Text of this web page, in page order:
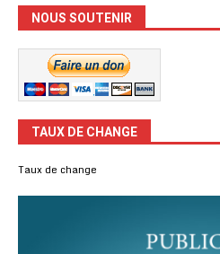
NOUS SOUTENIR
TAUX DE CHANGE
Taux de change